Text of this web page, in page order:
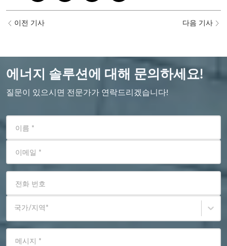
이전 기사 다음 기사
에너지 솔루션에 대해 문의하세요!
질문이 있으시면 전문가가 연락드리겠습니다!
이름 *
이메일 *
전화 번호
국가/지역 *
메시지 *